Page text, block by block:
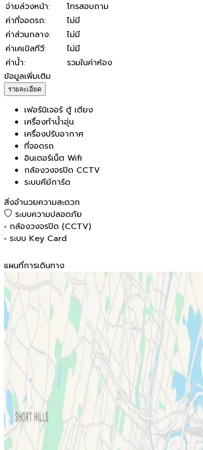
จ่ายล่วงหน้า:
โทรสอบถาม
ค่าที่จอดรถ:
ไม่มี
ค่าส่วนกลาง:
ไม่มี
ค่าเคเบิลทีวี:
ไม่มี
ค่าน้ำ:
รวมในค่าห้อง
ข้อมูลเพิ่มเติม
รายละเอียด
เฟอร์นิเจอร์ ตู้ เตียง
เครื่องทำน้ำอุ่น
เครื่องปรับอากาศ
ที่จอดรถ
อินเตอร์เน็ต Wifi
กล้องวงจรปิด CCTV
ระบบคีย์การ์ด
สิ่งอำนวยความสะดวก
ระบบความปลอดภัย
• กล้องวงจรปิด (CCTV)
• ระบบ Key Card
แผนที่การเดินทาง